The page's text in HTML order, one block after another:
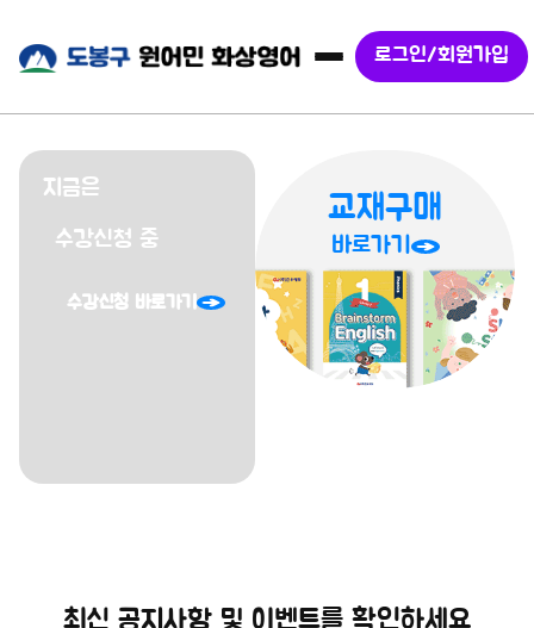
로그인/회원가입
슬라이드 2 / 3
지금은
수강신청 중
수강신청 바로가기
교재구매
바로가기
최신 공지사항 및 이벤트를 확인하세요